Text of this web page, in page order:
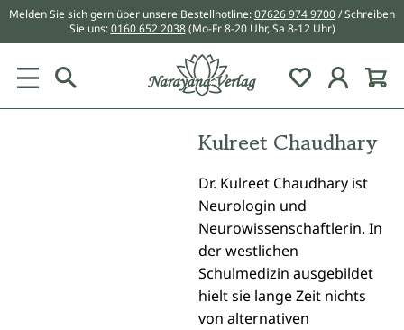
springen
Melden Sie sich gern über unsere Bestellhotline:07626 974 9700/ Schreiben
Sie uns:0160 652 2038 (Mo-Fr 8-20 Uhr, Sa 8-12 Uhr)
Du hast 0
Kulreet Chaudhary
Dr. Kulreet Chaudhary ist
Neurologin und
Neurowissenschaftlerin. In
der westlichen
Schulmedizin ausgebildet
hielt sie lange Zeit nichts
von alternativen